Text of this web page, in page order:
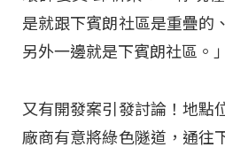
是就跟下賓朗社區是重疊的
另外一邊就是下賓朗社區。」
又有開發案引發討論！地點
廠商有意將綠色隧道，通往